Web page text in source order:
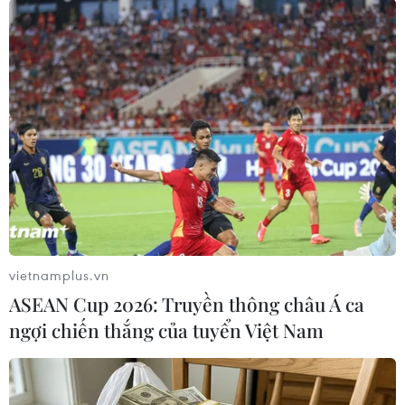
Quang cảnh buổi tiếp. (Ảnh: Xuân Khu/TTXVN)
Thượng nghị sỹ Joseph Nguyen cho biết đoàn
đại biểu bang Washington đến Thành phố Hồ
Chí Minh lần này là đoàn công tác cấp địa
phương đầu tiên của Hoa Kỳ đến Việt Nam sau
khi hai nước nâng cấp quan hệ Đối tác Chiến
vietnamplus.vn
ASEAN Cup 2026: Truyền thông châu Á ca
ngợi chiến thắng của tuyển Việt Nam